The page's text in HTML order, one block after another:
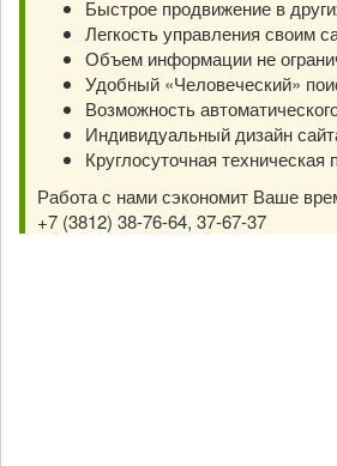
Быстрое продвижение в
Легкость управления своим
Объем информации не
Удобный «Человеческий»
Возможность
Индивидуальный дизайн
Круглосуточная техническая
Работа с нами сэкономит Ваше
+7 (3812) 38-76-64, 37-67-37